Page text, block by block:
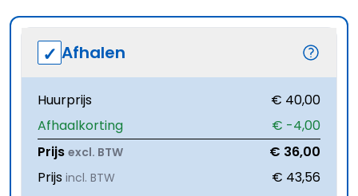
Afhalen
Huurprijs
€ 40,00
Afhaalkorting
€ -4,00
Prijs excl. BTW
€ 36,00
Prijs incl. BTW
€ 43,56